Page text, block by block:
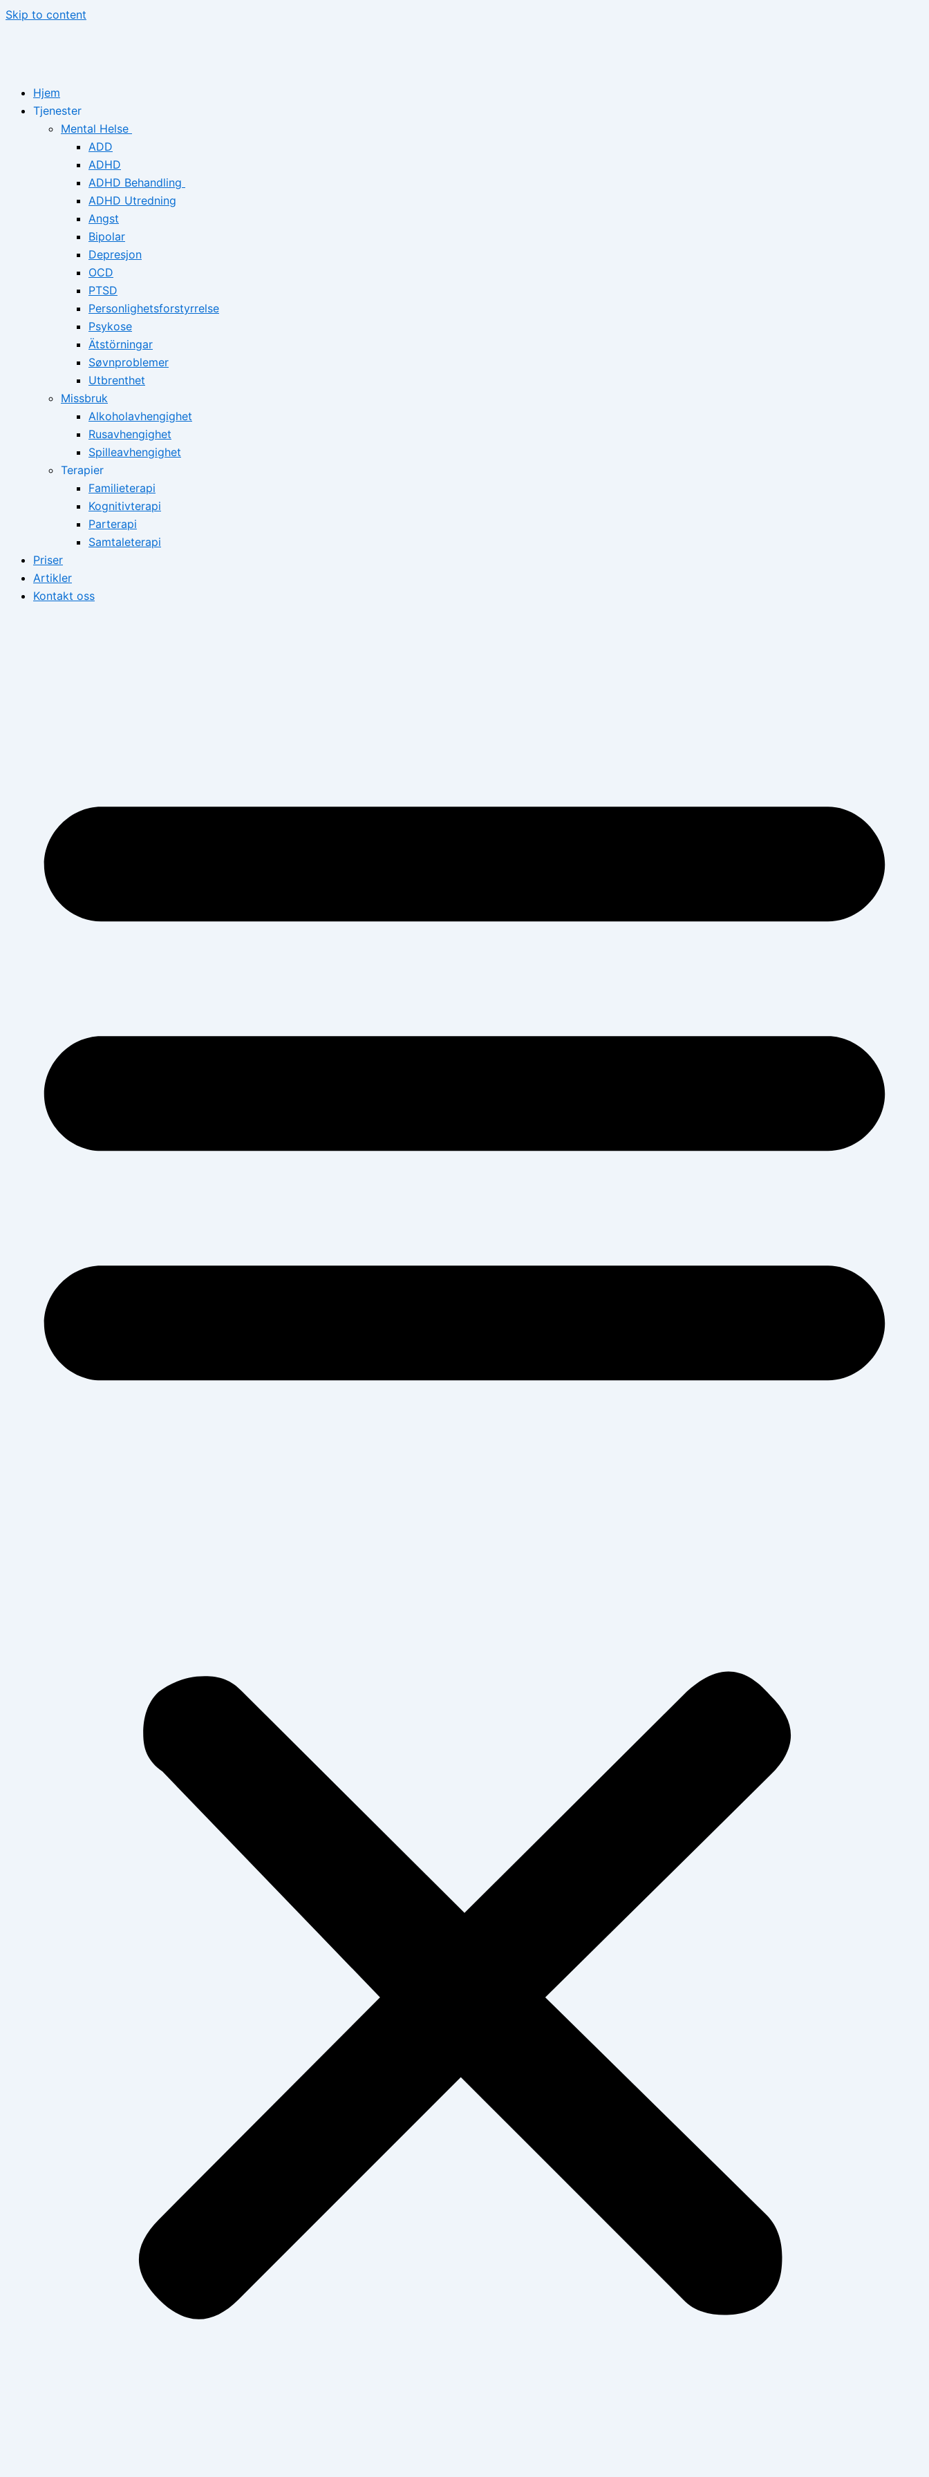
Skip to content
Hjem
Tjenester
Mental Helse
ADD
ADHD
ADHD Behandling
ADHD Utredning
Angst
Bipolar
Depresjon
OCD
PTSD
Personlighetsforstyrrelse
Psykose
Ätstörningar
Søvnproblemer
Utbrenthet
Missbruk
Alkoholavhengighet
Rusavhengighet
Spilleavhengighet
Terapier
Familieterapi
Kognitivterapi
Parterapi
Samtaleterapi
Priser
Artikler
Kontakt oss